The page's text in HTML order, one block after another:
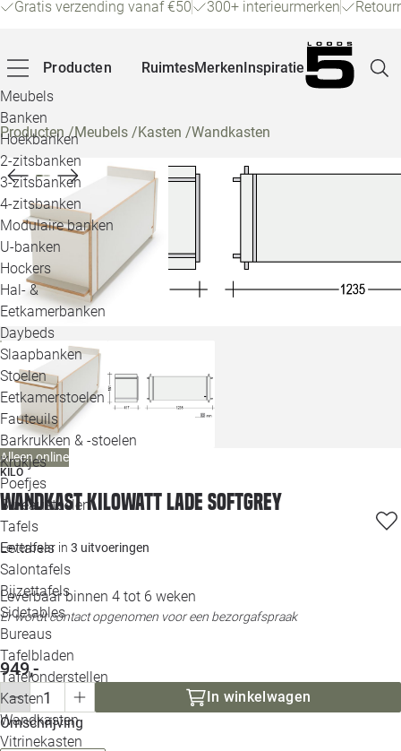
Gratis verzending vanaf €50 300+ interieurmerken
Producten
Meubels
Banken
Hoekbanken
2-zitsbanken
3-zitsbanken
4-zitsbanken
Modulaire banken
U-banken
Hockers
Hal- &
Eetkamerbanken
Daybeds
Slaapbanken
Stoelen
Eetkamerstoelen
Fauteuils
Barkrukken & -stoelen
Krukjes
Poefjes
Bureaustoelen
Tafels
Eettafels
Salontafels
Bijzettafels
Sidetables
Bureaus
Tafelbladen
Tafelonderstellen
Kasten
Wandkasten
Vitrinekasten
RuimtesMerkenInspiratie
Producten/Meubels /Kasten /Wandkasten
Alleen online
KILO
Wandkast KiloWatt Lade Softgrey
Leverbaar in 3 uitvoeringen
Leverbaar binnen 4 tot 6 weken
Er wordt contact opgenomen voor een bezorgafspraak
949,-
In winkelwagen
Omschrijving